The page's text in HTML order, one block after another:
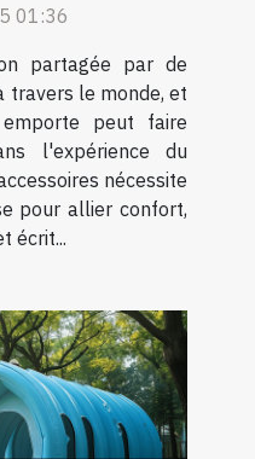
01:36
partagée par de
travers le monde, et
peut faire
l'expérience du
nécessite
pour allier confort,
écrit...